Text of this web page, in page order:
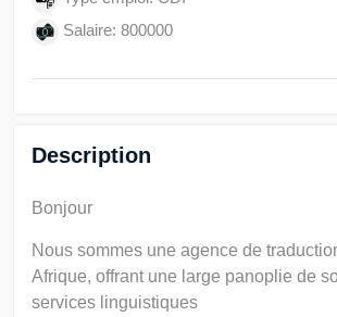
Salaire: 800000
Description
Bonjour
Nous sommes une agence de
Afrique, offrant une large panoplie de
services linguistiques